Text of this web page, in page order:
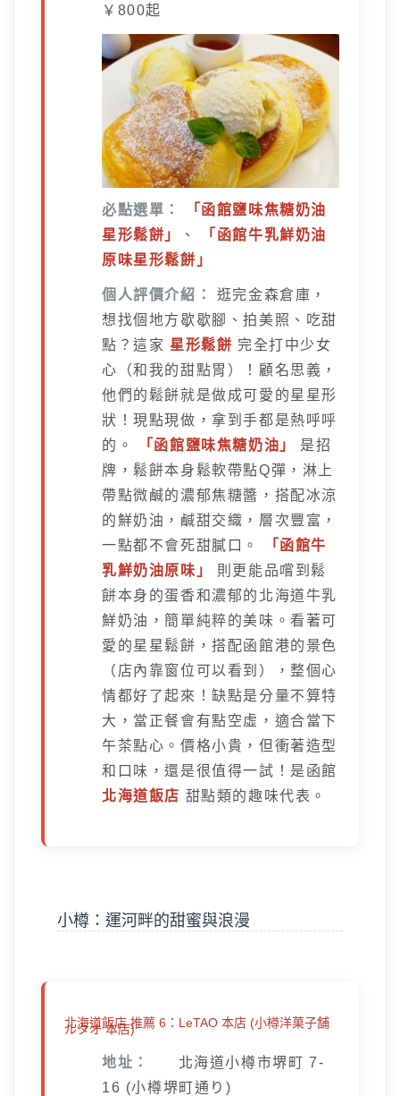
￥800起
必點選單：
「函館鹽味焦糖奶油
星形鬆餅」
、
「函館牛乳鮮奶油
原味星形鬆餅」
個人評價介紹：
逛完金森倉庫，
想找個地方歇歇腳、拍美照、吃甜
點？這家 星形鬆餅 完全打中少女
心（和我的甜點胃）！顧名思義，
他們的鬆餅就是做成可愛的星星形
狀！現點現做，拿到手都是熱呼呼
的。
「函館鹽味焦糖奶油」
是招
牌，鬆餅本身鬆軟帶點Q彈，淋上
帶點微鹹的濃郁焦糖醬，搭配冰涼
的鮮奶油，鹹甜交織，層次豐富，
一點都不會死甜膩口。
「函館牛
乳鮮奶油原味」
則更能品嚐到鬆
餅本身的蛋香和濃郁的北海道牛乳
鮮奶油，簡單純粹的美味。看著可
愛的星星鬆餅，搭配函館港的景色
（店內靠窗位可以看到），整個心
情都好了起來！缺點是分量不算特
大，當正餐會有點空虛，適合當下
午茶點心。價格小貴，但衝著造型
和口味，還是很值得一試！是函館
北海道飯店 甜點類的趣味代表。
小樽：運河畔的甜蜜與浪漫
北海道飯店 推薦 6：LeTAO 本店 (小樽洋菓子舗
ルタオ 本店)
地址：
北海道小樽市堺町 7-
16 (小樽堺町通り)